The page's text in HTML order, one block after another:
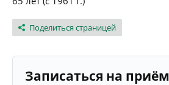
Поделиться страницей
Записаться на приём